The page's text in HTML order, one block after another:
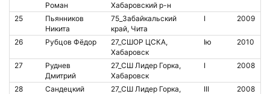
Роман
Хабаровский р-н
25
Пьянников
Никита
75_Забайкальский
край, Чита
I 2009
26 Рубцов Фёдор
27_СШОР ЦСКА,
Хабаровск
Iю 2010
27
Руднев
Дмитрий
27_СШ Лидер Горка,
Хабаровск
I 2008
28
Сандецкий
27_СШ Лидер Горка,
III 2008